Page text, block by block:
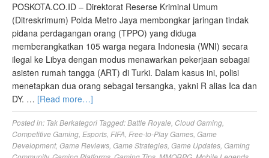
POSKOTA.CO.ID – Direktorat Reserse Kriminal Umum
(Ditreskrimum) Polda Metro Jaya membongkar jaringan tindak
pidana perdagangan orang (TPPO) yang diduga
memberangkatkan 105 warga negara Indonesia (WNI) secara
ilegal ke Libya dengan modus menawarkan pekerjaan sebagai
asisten rumah tangga (ART) di Turki. Dalam kasus ini, polisi
menetapkan dua orang sebagai tersangka, yakni R alias Ica dan
DY. … [Read more…]
Posted in: Tak Berkategori Tagged:Battle Royale, Cloud Gaming,
Competitive Gaming, Esports, FIFA, Free-to-Play Games, Game
Development, Game Reviews, Game Strategies, Game Updates, Gaming